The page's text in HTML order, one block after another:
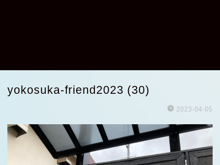
yokosuka-friend2023 (30)
2023-04-05